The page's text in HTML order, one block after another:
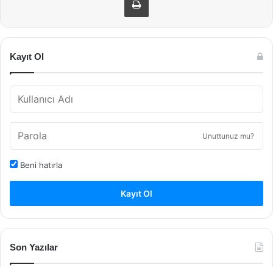
Kayıt Ol
Unuttunuz mu?
Beni hatırla
Kayıt Ol
Son Yazılar